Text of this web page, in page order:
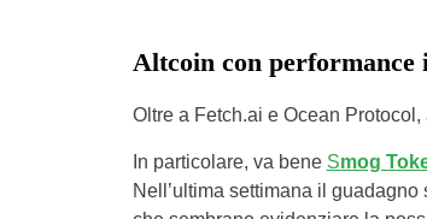
Altcoin con performance
Oltre a Fetch.ai e Ocean
In particolare, va bene Smog
Nell’ultima settimana il guadagno